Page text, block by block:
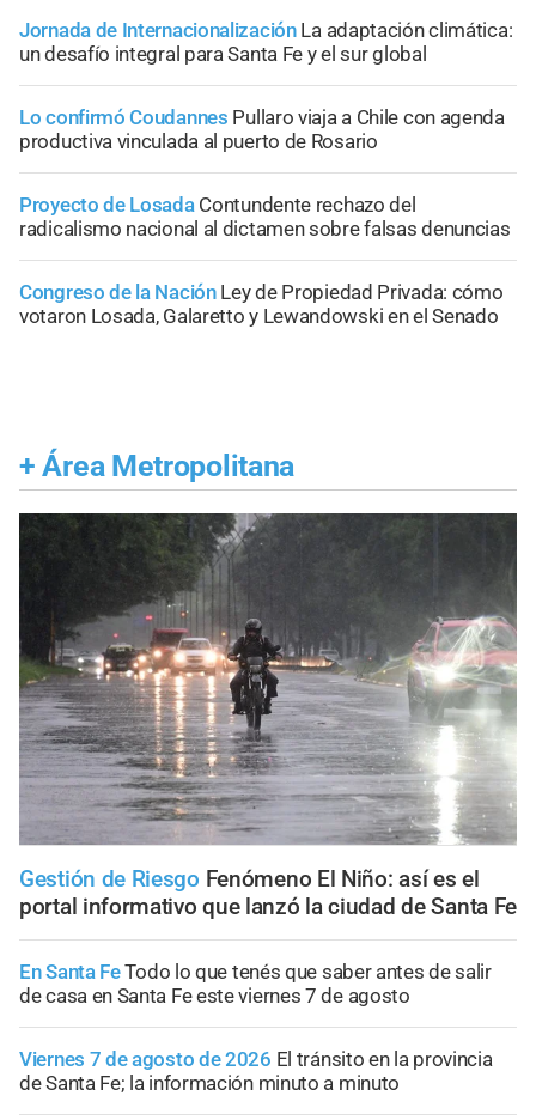
Jornada de Internacionalización La adaptación climática:
un desafío integral para Santa Fe y el sur global
Lo confirmó Coudannes Pullaro viaja a Chile con agenda
productiva vinculada al puerto de Rosario
Proyecto de Losada Contundente rechazo del
radicalismo nacional al dictamen sobre falsas denuncias
Congreso de la Nación Ley de Propiedad Privada: cómo
votaron Losada, Galaretto y Lewandowski en el Senado
+ Área Metropolitana
Gestión de Riesgo Fenómeno El Niño: así es el
portal informativo que lanzó la ciudad de Santa Fe
En Santa FeTodo lo que tenés que saber antes de salir
de casa en Santa Fe este viernes 7 de agosto
Viernes 7 de agosto de 2026 El tránsito en la provincia
de Santa Fe; la información minuto a minuto